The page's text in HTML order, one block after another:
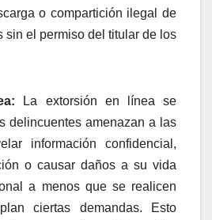
o compartición ilegal de
sin el permiso del titular de los
La extorsión en línea se
delincuentes amenazan a las
información confidencial,
o causar daños a su vida
a menos que se realicen
ciertas demandas. Esto